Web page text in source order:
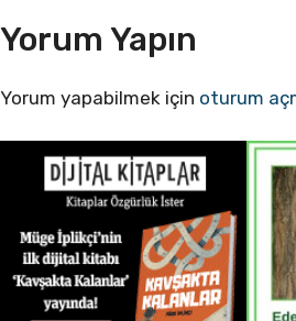
Yorum Yapın
Yorum yapabilmek için oturum